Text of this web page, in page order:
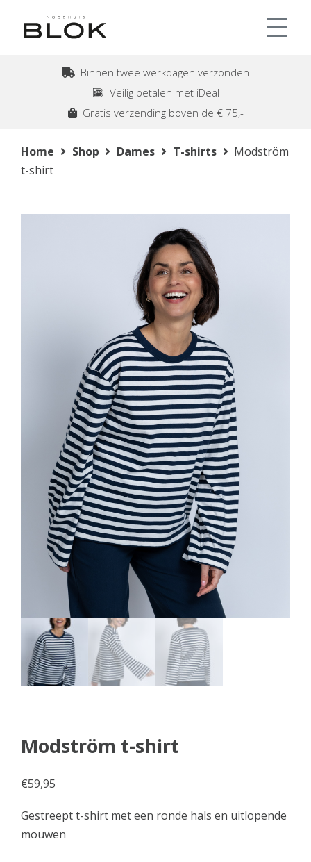
Binnen twee werkdagen verzonden
Veilig betalen met iDeal
Gratis verzending boven de € 75,-
Home Shop Dames T-shirts
Modström
t-shirt
Modström t-shirt
€59,95
Gestreept t-shirt met een ronde hals en uitlopende
mouwen